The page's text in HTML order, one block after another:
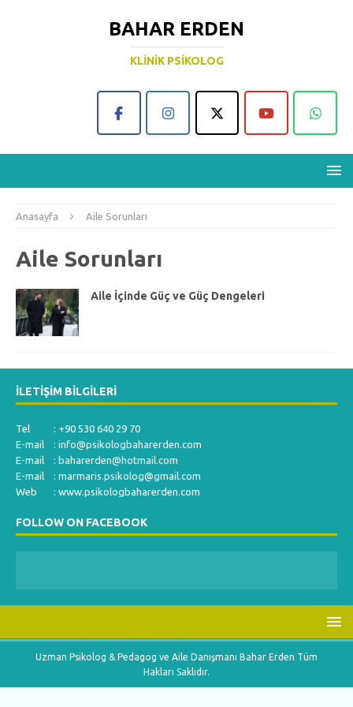
BAHAR ERDEN
KLINIK PSIKOLOG
Anasayfa Aile Sorunları
Aile Sorunları
Aile İçinde Güç ve Güç Dengeleri
İLETIŞIM BILGILERI
Tel : +90 530 640 29 70
E-mail : info@psikologbaharerden.com
E-mail : baharerden@hotmail.com
E-mail : marmaris.psikolog@gmail.com
Web : www.psikologbaharerden.com
FOLLOW ON FACEBOOK
Uzman Psikolog & Pedagog ve Aile Danışmanı Bahar Erden Tüm
Hakları Saklıdır.